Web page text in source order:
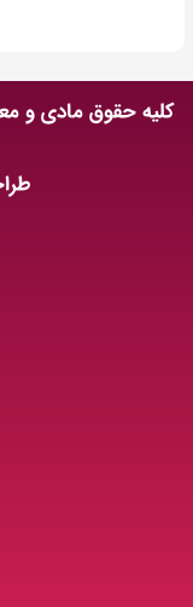
کلیه حقوق مادی و